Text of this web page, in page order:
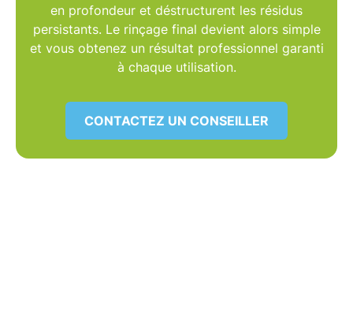
en profondeur et déstructurent les résidus
persistants. Le rinçage final devient alors simple
et vous obtenez un résultat professionnel garanti
à chaque utilisation.
CONTACTEZ UN CONSEILLER